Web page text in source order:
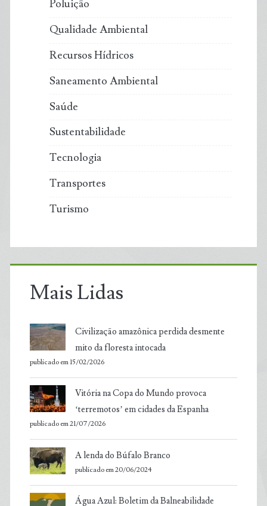
Poluição
Qualidade Ambiental
Recursos Hídricos
Saneamento Ambiental
Saúde
Sustentabilidade
Tecnologia
Transportes
Turismo
Mais Lidas
Civilização amazônica perdida desmente
mito da floresta intocada
publicado em 15/02/2026
Vitória na Copa do Mundo provoca
‘terremotos’ em cidades da Espanha
publicado em 21/07/2026
A lenda do Búfalo Branco
publicado em 20/06/2024
Água Azul: Boletim da Balneabilidade